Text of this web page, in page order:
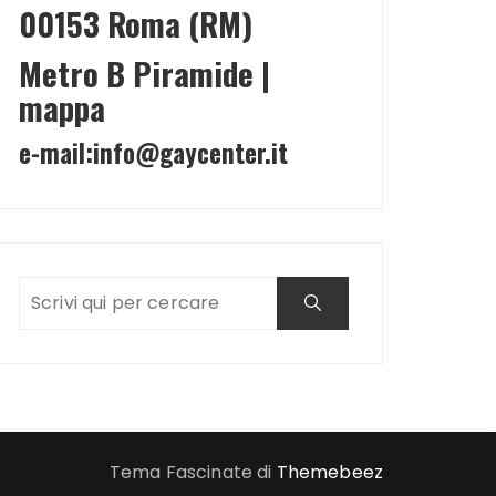
00153 Roma (RM)
Metro B Piramide |
mappa
e-mail:info@gaycenter.it
Tema Fascinate di Themebeez